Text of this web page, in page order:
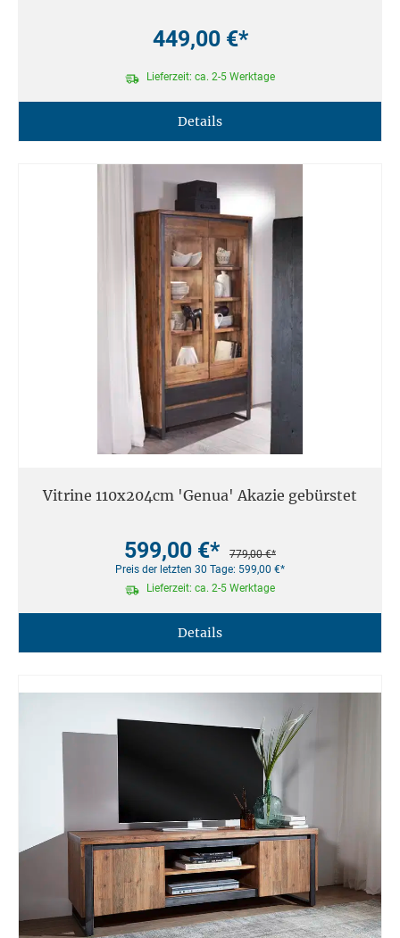
449,00 €*
Lieferzeit: ca. 2-5 Werktage
Details
Vitrine 110x204cm 'Genua' Akazie gebürstet
599,00 €*
779,00 €*
Preis der letzten 30 Tage: 599,00 €*
Lieferzeit: ca. 2-5 Werktage
Details